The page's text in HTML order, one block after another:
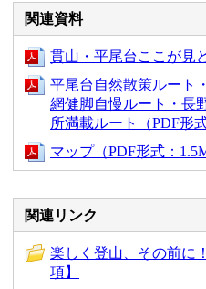
関連資料
貫山・平尾台ここが見
平尾台自然散策ルート
網健脚自慢ルート・長
所満載ルート（PDF形
マップ（PDF形式：
関連リンク
楽しく登山、その前に
項】